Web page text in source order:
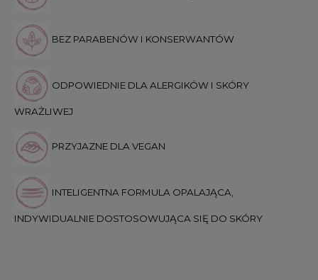
BEZ PARABENÓW I KONSERWANTÓW
ODPOWIEDNIE DLA ALERGIKÓW I SKÓRY
WRAŻLIWEJ
PRZYJAZNE DLA VEGAN
INTELIGENTNA FORMULA OPALAJĄCA,
INDYWIDUALNIE DOSTOSOWUJĄCA SIĘ DO SKÓRY